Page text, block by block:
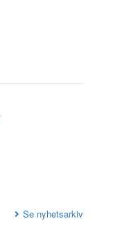
Se nyhetsarkiv